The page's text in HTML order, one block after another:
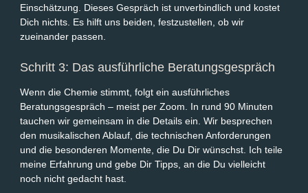
Einschätzung. Dieses Gespräch ist unverbindlich und kostet
Dich nichts. Es hilft uns beiden, festzustellen, ob wir
zueinander passen.
Schritt 3: Das ausführliche Beratungsgespräch
Wenn die Chemie stimmt, folgt ein ausführliches
Beratungsgespräch – meist per Zoom. In rund 90 Minuten
tauchen wir gemeinsam in die Details ein. Wir besprechen
den musikalischen Ablauf, die technischen Anforderungen
und die besonderen Momente, die Du Dir wünschst. Ich teile
meine Erfahrung und gebe Dir Tipps, an die Du vielleicht
noch nicht gedacht hast.